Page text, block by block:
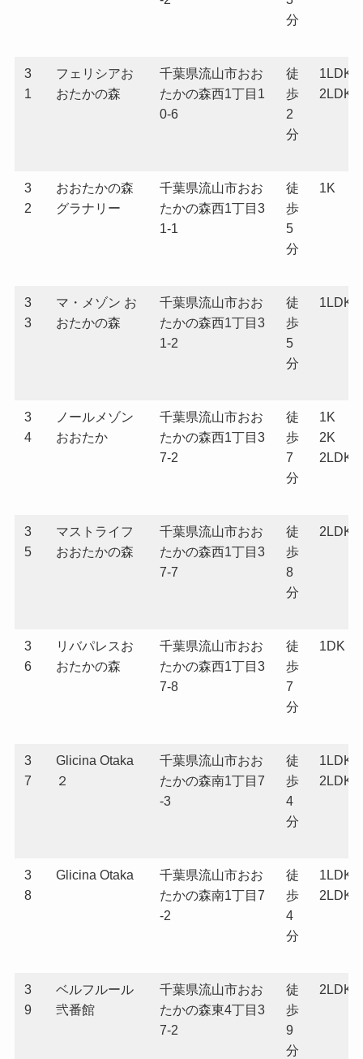
分
3
1
フェリシアお
おたかの森
千葉県流山市おお
たかの森西1丁目1
0-6
徒
歩
2
分
1LDK
2LDK
3
2
おおたかの森
グラナリー
千葉県流山市おお
たかの森西1丁目3
1-1
徒
歩
5
分
1K
3
3
マ・メゾン お
おたかの森
千葉県流山市おお
たかの森西1丁目3
1-2
徒
歩
5
分
1LDK
3
4
ノールメゾン
おおたか
千葉県流山市おお
たかの森西1丁目3
7-2
徒
歩
7
分
1K
2K
2LDK
3
5
マストライフ
おおたかの森
千葉県流山市おお
たかの森西1丁目3
7-7
徒
歩
8
分
2LDK
3
6
リバパレスお
おたかの森
千葉県流山市おお
たかの森西1丁目3
7-8
徒
歩
7
分
1DK
3
7
Glicina Otaka
２
千葉県流山市おお
たかの森南1丁目7
-3
徒
歩
4
分
1LDK
2LDK
3
8
Glicina Otaka
千葉県流山市おお
たかの森南1丁目7
-2
徒
歩
4
分
1LDK
2LDK
3
9
ベルフルール
弐番館
千葉県流山市おお
たかの森東4丁目3
7-2
徒
歩
9
分
2LDK